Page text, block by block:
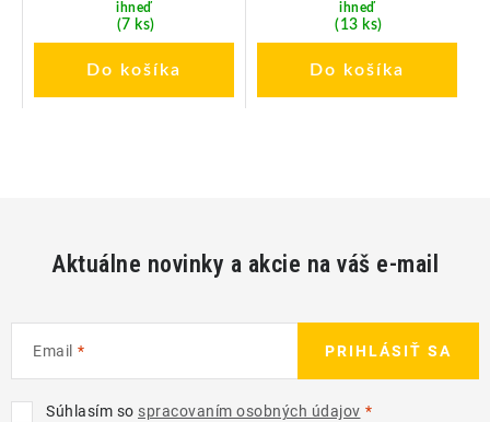
ihneď
(7 ks)
Do košíka
ihneď
(13 ks)
Do košíka
Aktuálne novinky a akcie na váš e-mail
Email
Súhlasím so spracovaním osobných údajov
PRIHLÁSIŤ SA